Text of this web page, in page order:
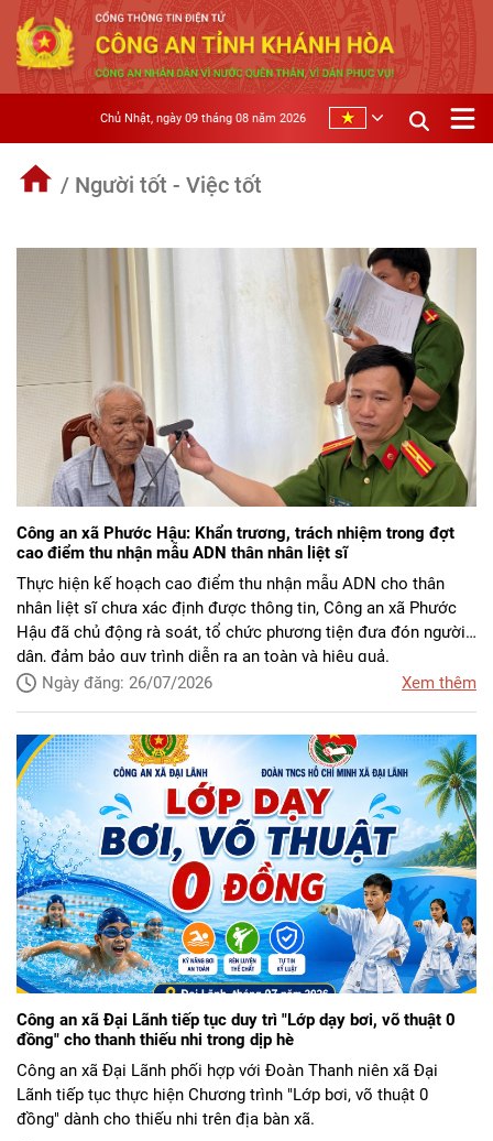
Chủ Nhật, ngày 09 tháng 08 năm 2026
/ Người tốt - Việc tốt
Công an xã Phước Hậu: Khẩn trương, trách nhiệm trong đợt
cao điểm thu nhận mẫu ADN thân nhân liệt sĩ
Thực hiện kế hoạch cao điểm thu nhận mẫu ADN cho thân
nhân liệt sĩ chưa xác định được thông tin, Công an xã Phước
Hậu đã chủ động rà soát, tổ chức phương tiện đưa đón người
dân, đảm bảo quy trình diễn ra an toàn và hiệu quả.
Ngày đăng: 26/07/2026
Xem thêm
Công an xã Đại Lãnh tiếp tục duy trì "Lớp dạy bơi, võ thuật 0
đồng" cho thanh thiếu nhi trong dịp hè
Công an xã Đại Lãnh phối hợp với Đoàn Thanh niên xã Đại
Lãnh tiếp tục thực hiện Chương trình "Lớp bơi, võ thuật 0
đồng" dành cho thiếu nhi trên địa bàn xã.